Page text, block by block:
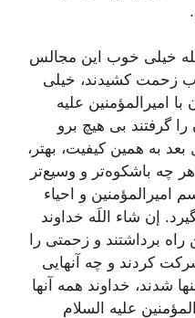
خیلی خوب این مجالس
زحمت كشیدند، خیلی
امیرالمؤمنین علیه
گرفتند بی هیچ برو
به همین كیفیت، بهتر،
چه باشكوه‌تر و وسیع‌تر
امیرالمؤمنین و احیاء
إن شاء اللَه خداوند
برداشتند و زحمتی را
كردند و چه آنهایی
شدند، خداوند همه آنها
علیه السلام